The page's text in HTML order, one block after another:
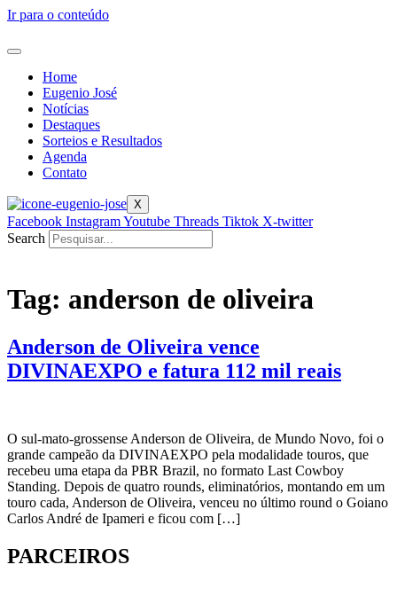
Ir para o conteúdo
Home
Eugenio José
Notícias
Destaques
Sorteios e Resultados
Agenda
Contato
X
Facebook InstagramYoutube Threads Tiktok X-twitter
Search
Tag: anderson de oliveira
Anderson de Oliveira vence
DIVINAEXPO e fatura 112 mil reais
O sul-mato-grossense Anderson de Oliveira, de Mundo Novo, foi o
grande campeão da DIVINAEXPO pela modalidade touros, que
recebeu uma etapa da PBR Brazil, no formato Last Cowboy
Standing. Depois de quatro rounds, eliminatórios, montando em um
touro cada, Anderson de Oliveira, venceu no último round o Goiano
Carlos André de Ipameri e ficou com […]
PARCEIROS